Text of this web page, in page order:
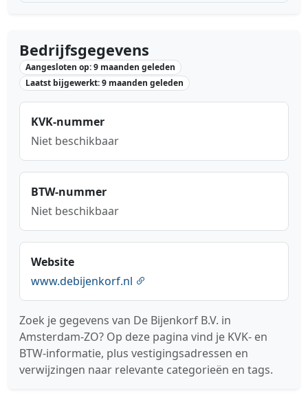
Bedrijfsgegevens
Aangesloten op: 9 maanden geleden
Laatst bijgewerkt: 9 maanden geleden
KVK-nummer
Niet beschikbaar
BTW-nummer
Niet beschikbaar
Website
www.debijenkorf.nl
Zoek je gegevens van De Bijenkorf B.V. in
Amsterdam-ZO? Op deze pagina vind je KVK- en
BTW-informatie, plus vestigingsadressen en
verwijzingen naar relevante categorieën en tags.